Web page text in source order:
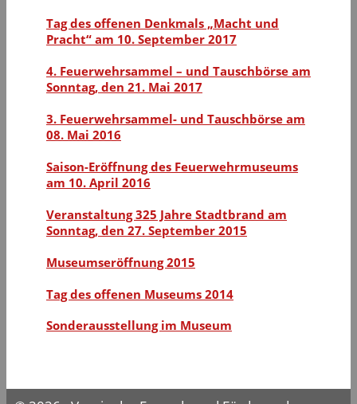
Tag des offenen Denkmals „Macht und
Pracht“ am 10. September 2017
4. Feuerwehrsammel – und Tauschbörse am
Sonntag, den 21. Mai 2017
3. Feuerwehrsammel- und Tauschbörse am
08. Mai 2016
Saison-Eröffnung des Feuerwehrmuseums
am 10. April 2016
Veranstaltung 325 Jahre Stadtbrand am
Sonntag, den 27. September 2015
Museumseröffnung 2015
Tag des offenen Museums 2014
Sonderausstellung im Museum